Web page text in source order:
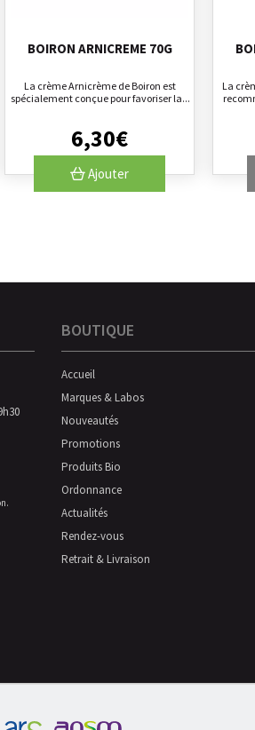
BOIRON ARNICREME 70G
La crème Arnicrème de Boiron est
spécialement conçue pour favoriser la...
6,30€
Ajouter
La
BOUTIQUE
Accueil
Marques & Labos
Nouveautés
Promotions
Produits Bio
Ordonnance
Actualités
Rendez-vous
Retrait & Livraison